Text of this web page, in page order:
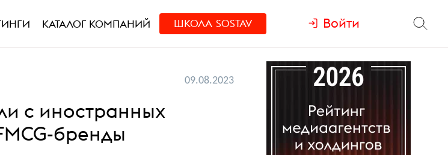
КАТАЛОГ КОМПАНИЙ ШКОЛА SOSTAV Войти
09.08.2023
с иностранных
бренды